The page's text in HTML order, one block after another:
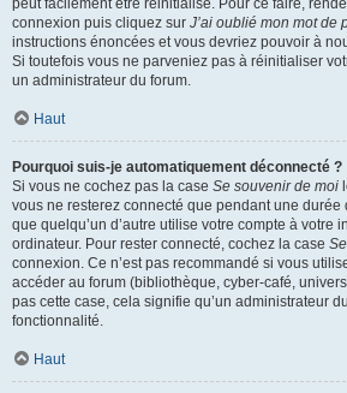
peut facilement être réinitialisé. Pour ce faire,
connexion puis cliquez sur J’ai oublié mon mot de
instructions énoncées et vous devriez pouvoir à
Si toutefois vous ne parveniez pas à réinitialiser
un administrateur du forum.
Haut
Pourquoi suis-je automatiquement déconnecté ?
Si vous ne cochez pas la case Se souvenir de moi
vous ne resterez connecté que pendant une
que quelqu’un d’autre utilise votre compte à votre
ordinateur. Pour rester connecté, cochez la case
connexion. Ce n’est pas recommandé si vous
accéder au forum (bibliothèque, cyber-café,
pas cette case, cela signifie qu’un administrateur
fonctionnalité.
Haut